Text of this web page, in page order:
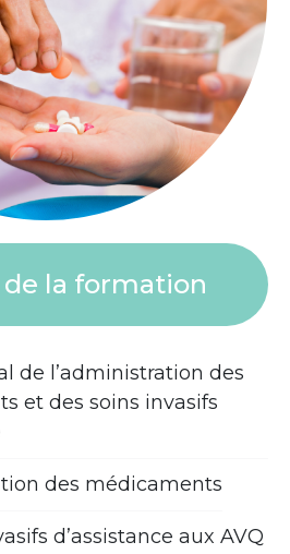
la formation
de l’administration des
et des soins invasifs
des médicaments
d’assistance aux AVQ